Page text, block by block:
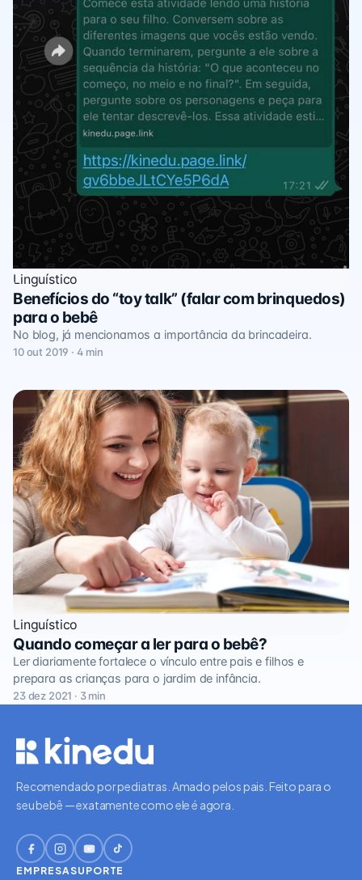
Linguístico
Benefícios do “toy talk” (falar com brinquedos)
para o bebê
No blog, já mencionamos a importância da brincadeira.
10 out 2019 · 4 min
Linguístico
Quando começar a ler para o bebê?
Ler diariamente fortalece o vínculo entre pais e filhos e
prepara as crianças para o jardim de infância.
23 dez 2021 · 3 min
Recomendado por pediatras. Amado pelos pais. Feito para o
seu bebê — exatamente como ele é agora.
EMPRESASUPORTE